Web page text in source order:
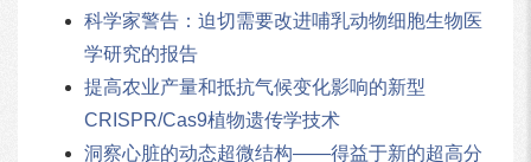
科学家警告：迫切需要改进哺乳动物细胞生物医
学研究的报告
提高农业产量和抵抗气候变化影响的新型
CRISPR/Cas9植物遗传学技术
洞察心脏的动态超微结构——得益于新的超高分